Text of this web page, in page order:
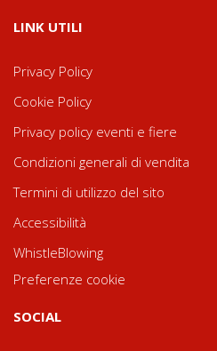
LINK UTILI
Privacy Policy
Cookie Policy
Privacy policy eventi e fiere
Condizioni generali di vendita
Termini di utilizzo del sito
Accessibilità
WhistleBlowing
Preferenze cookie
SOCIAL